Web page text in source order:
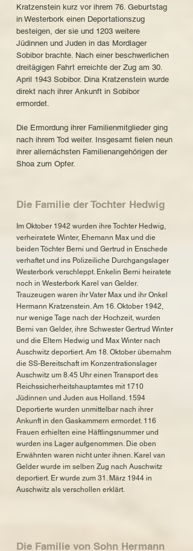
Kratzenstein kurz vor ihrem 76. Geburtstag
in Westerbork einen Deportationszug
besteigen, der sie und 1203 weitere
Jüdinnen und Juden in das Mordlager
Sobibor brachte. Nach einer beschwerlichen
dreitägigen Fahrt erreichte der Zug am 30.
April 1943 Sobibor. Dina Kratzenstein wurde
direkt nach ihrer Ankunft in Sobibor
ermordet.
Die Ermordung ihrer Familienmitglieder ging
nach ihrem Tod weiter. Insgesamt fielen neun
ihrer allernächsten Familienangehörigen der
Shoa zum Opfer.
Die Familie der Tochter Hedwig
Im Oktober 1942 wurden ihre Tochter Hedwig,
verheiratete Winter, Ehemann Max und die
beiden Töchter Berni und Gertrud in Enschede
verhaftet und ins Polizeiliche Durchgangslager
Westerbork verschleppt. Enkelin Berni heiratete
noch in Westerbork Karel van Gelder.
Trauzeugen waren ihr Vater Max und ihr Onkel
Hermann Kratzenstein. Am 16. Oktober 1942,
nur wenige Tage nach der Hochzeit, wurden
Berni van Gelder, ihre Schwester Gertrud Winter
und die Eltern Hedwig und Max Winter nach
Auschwitz deportiert. Am 18. Oktober übernahm
die SS-Bereitschaft im Konzentrationslager
Auschwitz um 8.45 Uhr einen Transport des
Reichssicherheitshauptamtes mit 1710
Jüdinnen und Juden aus Holland. 1594
Deportierte wurden unmittelbar nach ihrer
Ankunft in den Gaskammern ermordet. 116
Frauen erhielten eine Häftlingsnummer und
wurden ins Lager aufgenommen. Die oben
Erwähnten waren nicht unter ihnen. Karel van
Gelder wurde im selben Zug nach Auschwitz
deportiert. Er wurde zum 31. März 1944 in
Auschwitz als verschollen erklärt.
Die Familie von Sohn Hermann